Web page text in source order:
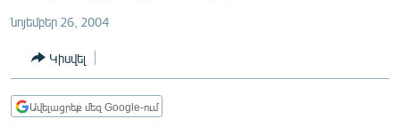
ՀԱՍԱՐԱԿՈՒԹՅՈՒՆ
ՏՆՏԵՍՈՒԹՅՈՒՆ
նոյեմբեր 26, 2004
Կիսվել
Ավելացրեք մեզ Google-ում